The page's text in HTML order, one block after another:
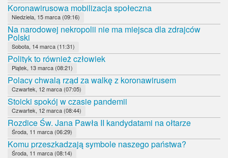
Koronawirusowa mobilizacja społeczna
Niedziela, 15 marca (09:16)
Na narodowej nekropolii nie ma miejsca dla zdrajców
Polski
Sobota, 14 marca (11:31)
Polityk to również człowiek
Piątek, 13 marca (08:21)
Polacy chwalą rząd za walkę z koronawirusem
Czwartek, 12 marca (07:05)
Stoicki spokój w czasie pandemii
Czwartek, 12 marca (08:44)
Rozdice Św. Jana Pawła II kandydatami na ołtarze
Środa, 11 marca (06:29)
Komu przeszkadzają symbole naszego państwa?
Środa, 11 marca (08:14)